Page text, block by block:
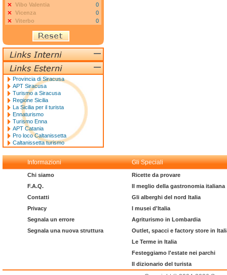
Vibo Valentia
0
Vicenza
0
Viterbo
0
Provincia di Siracusa
APT Siracusa
Turismo a Siracusa
Regione Sicilia
La Sicilia per il turista
Ennaturismo
Turismo Enna
APT Catania
Pro loco Caltanissetta
Caltanissetta turismo
Informazioni Gli Speciali
Chi siamo
F.A.Q.
Contatti
Privacy
Segnala un errore
Segnala una nuova struttura
Ricette da provare
Il meglio della gastronomia italiana
Gli alberghi del nord Italia
I musei d'Italia
Agriturismo in Lombardia
Outlet, spacci e factory store in
Le Terme in Italia
Festeggiamo l'estate nei parchi
Il dizionario del turista